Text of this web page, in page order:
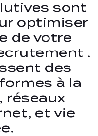
sont
optimiser
de votre
.
des
à la
, réseaux
et vie